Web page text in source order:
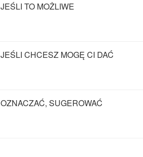
JEŚLI TO MOŻLIWE
JEŚLI CHCESZ MOGĘ CI DAĆ
OZNACZAĆ, SUGEROWAĆ